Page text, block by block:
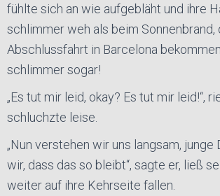
fühlte sich an wie aufgebläht und ihre
schlimmer weh als beim Sonnenbrand,
Abschlussfahrt in Barcelona
schlimmer sogar!
„Es tut mir leid, okay? Es tut mir leid!“,
schluchzte leise.
„Nun verstehen wir uns langsam, junge
wir, dass das so bleibt“, sagte er, ließ
weiter auf ihre Kehrseite fallen.